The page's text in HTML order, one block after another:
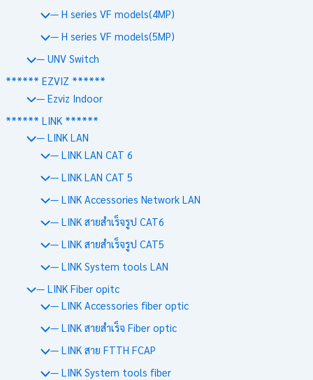
— H series VF models(4MP)
— H series VF models(5MP)
— UNV Switch
****** EZVIZ ******
— Ezviz Indoor
****** LINK ******
— LINK LAN
— LINK LAN CAT 6
— LINK LAN CAT 5
— LINK Accessories Network LAN
— LINK สายสำเร็จรูป CAT6
— LINK สายสำเร็จรูป CAT5
— LINK System tools LAN
— LINK Fiber opitc
— LINK Accessories fiber optic
— LINK สายสำเร็จ Fiber optic
— LINK สาย FTTH FCAP
— LINK System tools fiber